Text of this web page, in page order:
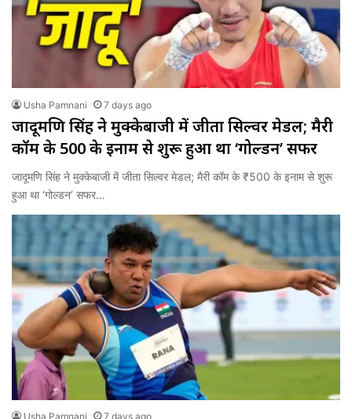
Usha Pamnani 7 days ago
जादूमणि सिंह ने मुक्केबाजी में जीता सिल्वर मेडल; मैरी
कॉम के ₹500 के इनाम से शुरू हुआ था ‘गोल्डन’ सफर
जादूमणि सिंह ने मुक्केबाजी में जीता सिल्वर मेडल; मैरी कॉम के ₹500 के इनाम से शुरू
हुआ था ‘गोल्डन’ सफर…
Usha Pamnani 7 days ago